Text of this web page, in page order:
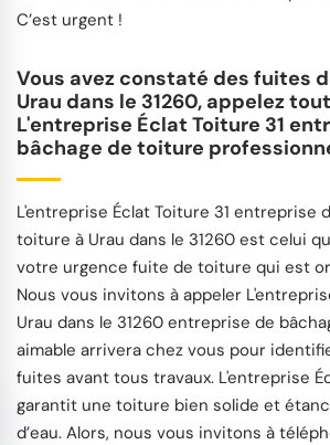
C’est urgent !
Vous avez constaté des fuites
Urau dans le 31260, appelez
L'entreprise Éclat Toiture 31
bâchage de toiture
L'entreprise Éclat Toiture 31 entreprise
toiture à Urau dans le 31260 est celui
votre urgence fuite de toiture qui est
Nous vous invitons à appeler
Urau dans le 31260 entreprise de
aimable arrivera chez vous pour
fuites avant tous travaux. L'entreprise
garantit une toiture bien solide et
d’eau. Alors, nous vous invitons à